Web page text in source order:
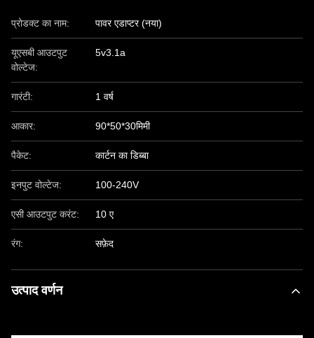
प्रोडक्ट का नाम: पावर एडाप्टर (नया)
यूएसबी आउटपुट
वोल्टेज:
5v3.1a
गारंटी: 1 वर्ष
आकार: 90*50*30मिमी
पैकेट: कार्टन का डिब्बा
इनपुट वोल्टेज: 100-240V
एसी आउटपुट करंट: 10 ए
रंग: सफ़ेद
उत्पाद वर्णन